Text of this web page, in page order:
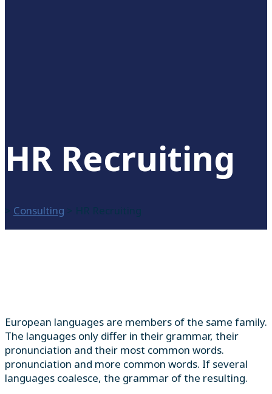
HR Recruiting
Consulting HR Recruiting
European languages are members of the same family.
The languages only differ in their grammar, their
pronunciation and their most common words.
pronunciation and more common words. If several
languages coalesce, the grammar of the resulting.